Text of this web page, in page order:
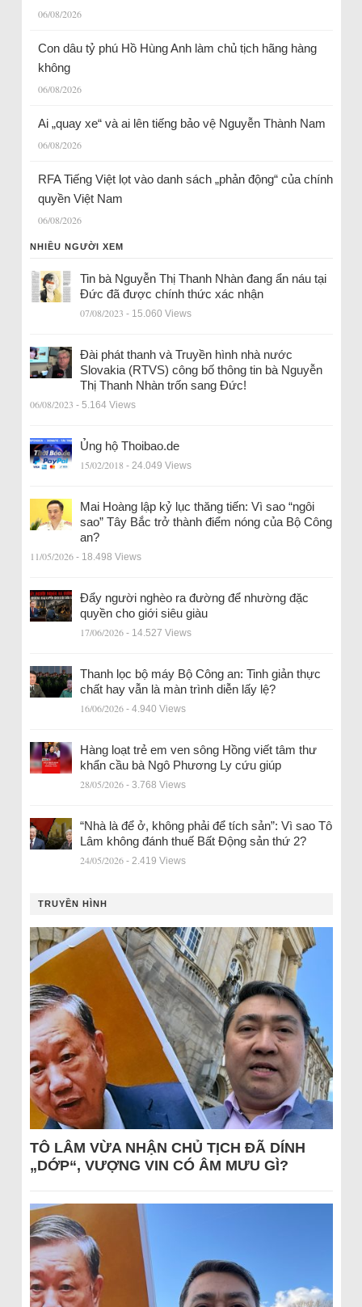
06/08/2026
Con dâu tỷ phú Hồ Hùng Anh làm chủ tịch hãng hàng
không
06/08/2026
Ai „quay xe“ và ai lên tiếng bảo vệ Nguyễn Thành Nam
06/08/2026
RFA Tiếng Việt lọt vào danh sách „phản động“ của chính
quyền Việt Nam
06/08/2026
NHIỀU NGƯỜI XEM
Tin bà Nguyễn Thị Thanh Nhàn đang ẩn náu tại
Đức đã được chính thức xác nhận
07/08/2023 - 15.060 Views
Đài phát thanh và Truyền hình nhà nước
Slovakia (RTVS) công bố thông tin bà Nguyễn
Thị Thanh Nhàn trốn sang Đức!
06/08/2023 - 5.164 Views
Ủng hộ Thoibao.de
15/02/2018 - 24.049 Views
Mai Hoàng lập kỷ lục thăng tiến: Vì sao “ngôi
sao” Tây Bắc trở thành điểm nóng của Bộ Công
an?
11/05/2026 - 18.498 Views
Đẩy người nghèo ra đường để nhường đặc
quyền cho giới siêu giàu
17/06/2026 - 14.527 Views
Thanh lọc bộ máy Bộ Công an: Tinh giản thực
chất hay vẫn là màn trình diễn lấy lệ?
16/06/2026 - 4.940 Views
Hàng loạt trẻ em ven sông Hồng viết tâm thư
khẩn cầu bà Ngô Phương Ly cứu giúp
28/05/2026 - 3.768 Views
“Nhà là để ở, không phải để tích sản”: Vì sao Tô
Lâm không đánh thuế Bất Động sản thứ 2?
24/05/2026 - 2.419 Views
TRUYỀN HÌNH
TÔ LÂM VỪA NHẬN CHỦ TỊCH ĐÃ DÍNH
„DỚP“, VƯỢNG VIN CÓ ÂM MƯU GÌ?